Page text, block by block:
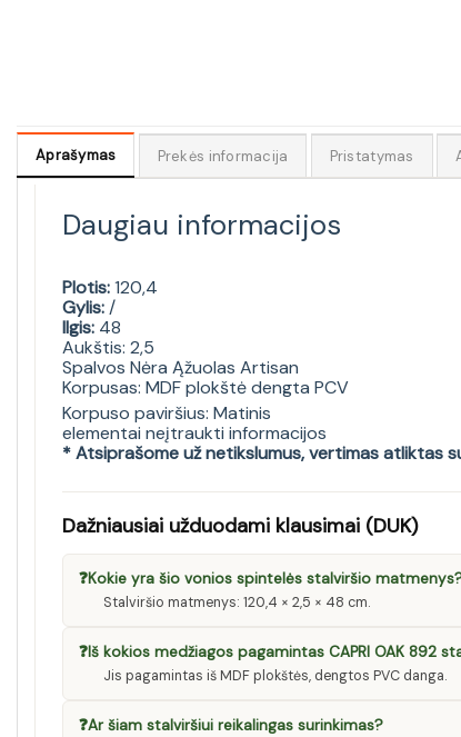
Aprašymas Prekės informacija Pristatymas
Daugiau informacijos
Plotis:120,4
Gylis:/
Ilgis: 48
Aukštis: 2,5
Spalvos Nėra Ąžuolas Artisan
Korpusas: MDF plokštė dengta PCV
Korpuso paviršius: Matinis
elementai neįtraukti informacijos
* Atsiprašome už netikslumus, vertimas atliktas
Dažniausiai užduodami klausimai (DUK)
❓Kokie yra šio vonios spintelės stalviršio
Stalviršio matmenys: 120,4 × 2,5 × 48 cm.
❓Iš kokios medžiagos pagamintas CAPRI OAK 892
Jis pagamintas iš MDF plokštės, dengtos PVC danga.
❓Ar šiam stalviršiui reikalingas surinkimas?